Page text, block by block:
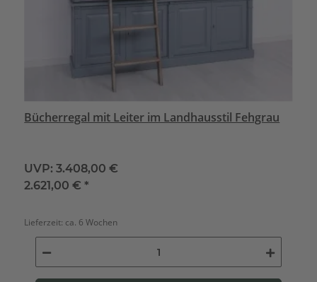
Bücherregal mit Leiter im Landhausstil Fehgrau
UVP: 3.408,00 €
2.621,00 €*
Lieferzeit: ca. 6 Wochen